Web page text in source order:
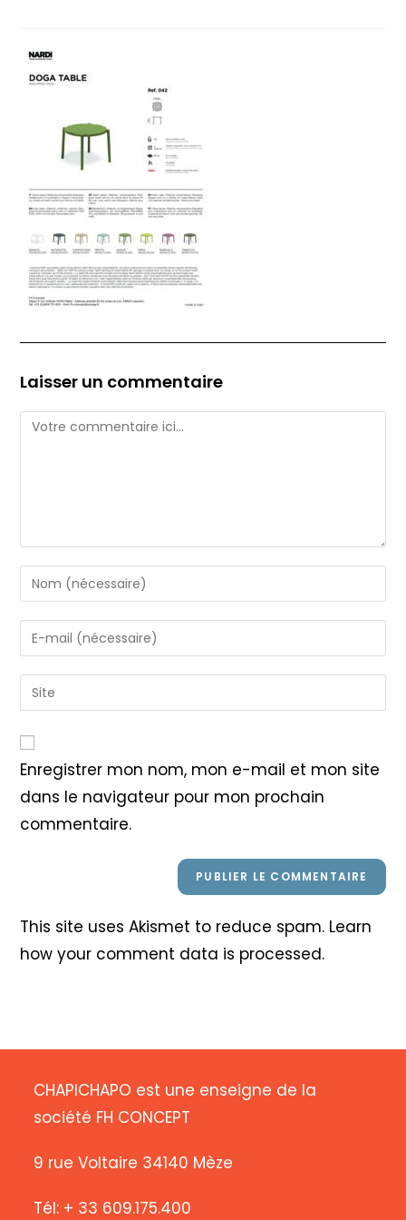
Laisser un commentaire
Comment
Enter
your
name
or
to
comment
Enter
your
email
address
Saisir
l’URL
votre
site
(facultatif)
Enregistrer mon nom, mon e-mail et mon site
dans le navigateur pour mon prochain
commentaire.
This site uses Akismet to reduce spam. Learn
how your comment data is processed.
CHAPICHAPO est une enseigne de la
société FH CONCEPT
9 rue Voltaire 34140 Mèze
Tél: + 33 609.175.400